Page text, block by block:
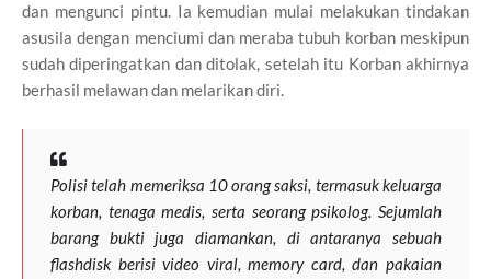
dan mengunci pintu. Ia kemudian mulai melakukan tindakan
asusila dengan menciumi dan meraba tubuh korban meskipun
sudah diperingatkan dan ditolak, setelah itu Korban akhirnya
berhasil melawan dan melarikan diri.
Polisi telah memeriksa 10 orang saksi, termasuk keluarga
korban, tenaga medis, serta seorang psikolog. Sejumlah
barang bukti juga diamankan, di antaranya sebuah
flashdisk berisi video viral, memory card, dan pakaian